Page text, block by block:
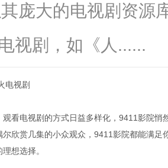
庞大的电视剧资源
视剧，如《人......
电视剧
看电视剧的方式日益多样化，9411影院
欣赏几集的小众观众，9411影院都能满
想选择。